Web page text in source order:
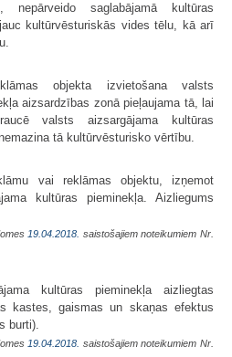
nepārveido saglabājamā kultūras
kultūrvēsturiskās vides tēlu, kā arī
objekta izvietošana valsts
aizsardzības zonā pieļaujama tā, lai
valsts aizsargājama kultūras
tā kultūrvēsturisko vērtību.
vai reklāmas objektu, izņemot
kultūras pieminekļa. Aizliegums
19.04.2018. saistošajiem noteikumiem Nr.
kultūras pieminekļa aizliegtas
kastes, gaismas un skaņas efektus
burti).
19.04.2018. saistošajiem noteikumiem Nr.